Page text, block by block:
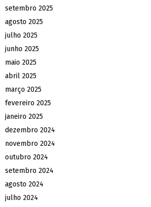
setembro 2025
agosto 2025
julho 2025
junho 2025
maio 2025
abril 2025
março 2025
fevereiro 2025
janeiro 2025
dezembro 2024
novembro 2024
outubro 2024
setembro 2024
agosto 2024
julho 2024